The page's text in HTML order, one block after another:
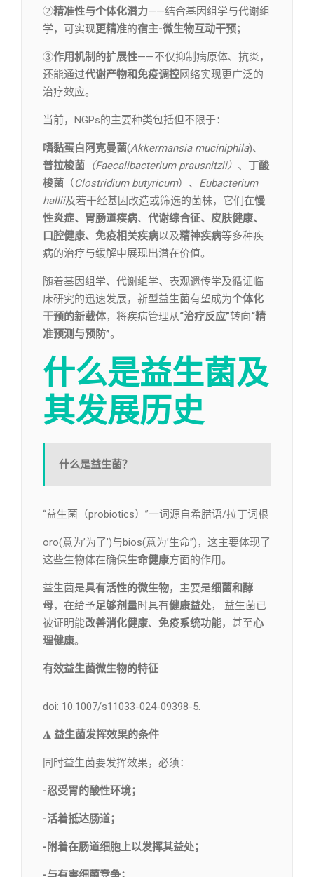
②精准性与个体化潜力——结合基因组学与代谢组
学，可实现更精准的宿主-微生物互动干预；
③作用机制的扩展性——不仅抑制病原体、抗炎，
还能通过代谢产物和免疫调控网络实现更广泛的
治疗效应。
当前，NGPs的主要种类包括但不限于：
嗜黏蛋白阿克曼菌(Akkermansia muciniphila)、
普拉梭菌 （Faecalibacterium prausnitzii） 、 丁酸
梭菌 （Clostridium butyricum）、 Eubacterium
hallii及若干经基因改造或筛选的菌株，它们在慢
性炎症、胃肠道疾病、 代谢综合征、皮肤健康、
口腔健康、免疫相关疾病以及精神疾病等多种疾
病的治疗与缓解中展现出潜在价值。
随着基因组学、代谢组学、表观遗传学及循证临
床研究的迅速发展，新型益生菌有望成为个体化
干预的新载体，将疾病管理从“治疗反应”转向“精
准预测与预防”。
什么是益生菌及
其发展历史
什么是益生菌？
“益生菌（probiotics）”一词源自希腊语/拉丁词根
oro(意为’为了’)与bios(意为’生命”)，这主要体现了
这些生物体在确保生命健康方面的作用。
益生菌是具有活性的微生物，主要是细菌和酵
母，在给予足够剂量时具有健康益处， 益生菌已
被证明能改善消化健康、 免疫系统功能，甚至心
理健康。
有效益生菌微生物的特征
doi: 10.1007/s11033-024-09398-5.
◮ 益生菌发挥效果的条件
同时益生菌要发挥效果，必须：
-忍受胃的酸性环境；
-活着抵达肠道；
-附着在肠道细胞上以发挥其益处；